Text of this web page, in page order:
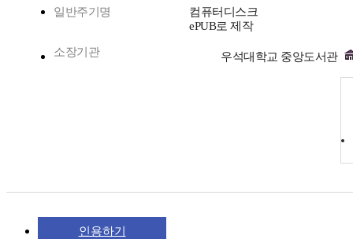
일반주기명
컴퓨터디스크
ePUB로 제작
소장기관 우석대학교 중앙도서관
인용하기